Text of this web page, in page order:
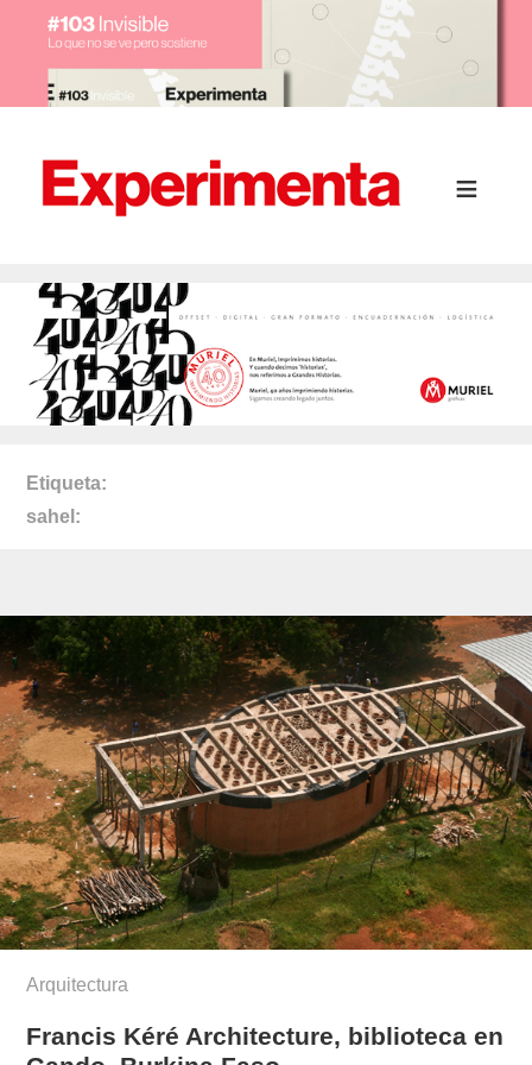
Etiqueta
sahel
Arquitectura
Francis Kéré Architecture, biblioteca en